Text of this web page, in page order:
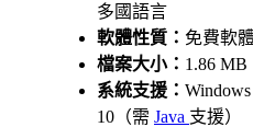
多國語言
軟體性質： 免費軟
檔案大小： 1.86 MB
系統支援：
10（需 Java 支援）